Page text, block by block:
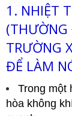
1. NHIỆT
(THƯỜNG
TRƯỜNG
ĐỂ LÀM
Trong một
hòa không